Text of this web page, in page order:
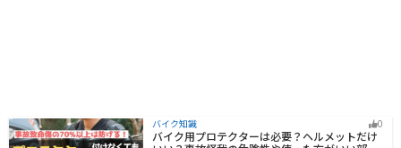
バイク知識 0
バイク用プロテクターは必要？ヘルメットだけ